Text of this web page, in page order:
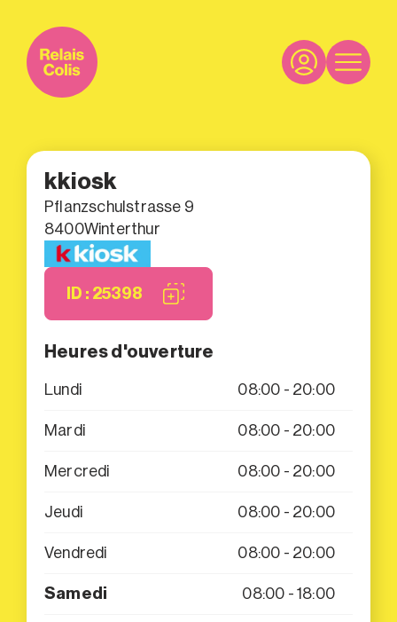
kkiosk
Pflanzschulstrasse 9
8400Winterthur
ID : 25398
Heures d'ouverture
Lundi 08:00 - 20:00
Mardi 08:00 - 20:00
Mercredi 08:00 - 20:00
Jeudi 08:00 - 20:00
Vendredi 08:00 - 20:00
Samedi 08:00 - 18:00